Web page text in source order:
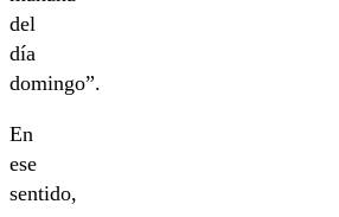
del
día
domingo”.
En
ese
sentido,